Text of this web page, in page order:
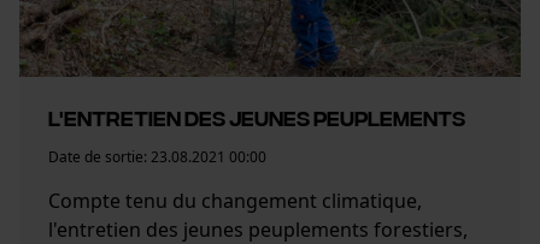
L'entretien des jeunes peuplements
Date de sortie: 23.08.2021 00:00
Compte tenu du changement climatique,
l'entretien des jeunes peuplements forestiers,